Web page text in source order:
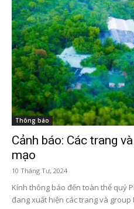
Thông báo
Cảnh báo: Các trang
mạo
10 Tháng Tư, 2024
Kính thông báo đến toàn thể quý
đang xuất hiện các trang và group